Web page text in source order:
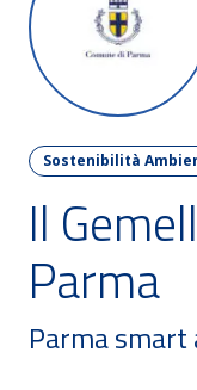
Sostenibilità
Il
Parma
Parma smart